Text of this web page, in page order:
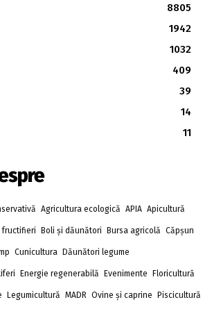
8805
1942
1032
409
39
14
11
Agricultura ecologică APIA Apicultură
fructifieri Boli și dăunători Bursa agricolă Căpșun
Cunicultura Dăunători legume
Energie regenerabilă Evenimente Floricultură
Legumicultură MADR Ovine și caprine Piscicultură